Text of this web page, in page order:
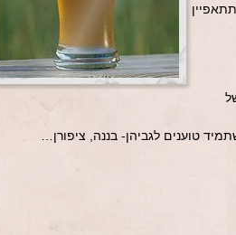
טוענים לגביהן- בננה, ציפורן…